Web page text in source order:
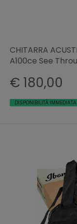
CHITARRA
A100ce See
€ 180,00
DISPONIBILITÀ IMMEDIATA